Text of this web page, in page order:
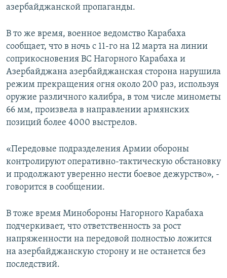
азербайджанской пропаганды.
В то же время, военное ведомство Карабаха
сообщает, что в ночь с 11-го на 12 марта на линии
соприкосновения ВС Нагорного Карабаха и
Азербайджана азербайджанская сторона нарушила
режим прекращения огня около 200 раз, используя
оружие различного калибра, в том числе минометы
66 мм, произвела в направлении армянских
позиций более 4000 выстрелов.
«Передовые подразделения Армии обороны
контролируют оперативно-тактическую обстановку
и продолжают уверенно нести боевое дежурство», -
говорится в сообщении.
В тоже время Минобороны Нагорного Карабаха
подчеркивает, что ответственность за рост
напряженности на передовой полностью ложится
на азербайджанскую сторону и не останется без
последствий.